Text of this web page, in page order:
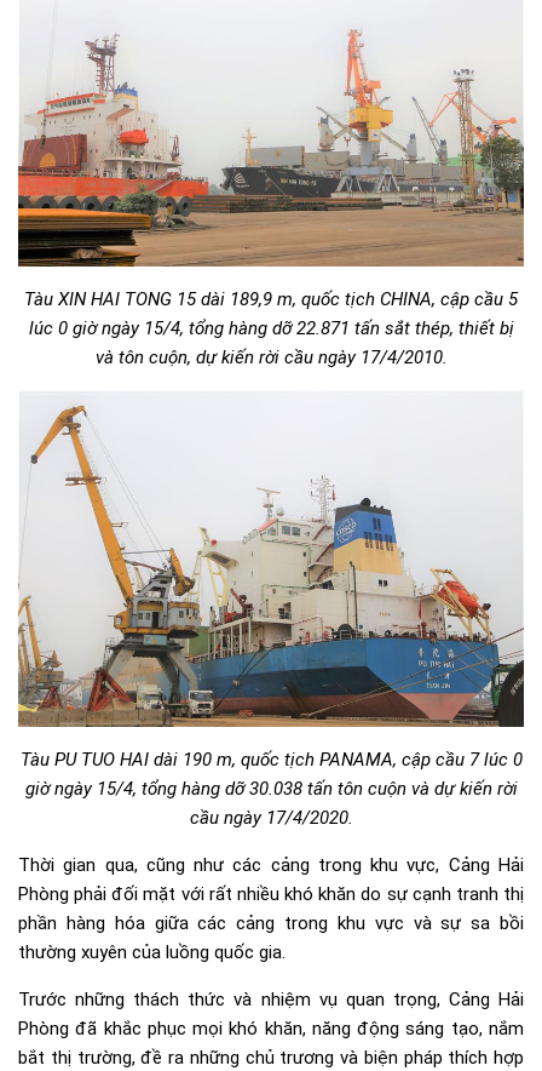
Tàu XIN HAI TONG 15 dài 189,9 m, quốc tịch CHINA, cập cầu 5
lúc 0 giờ ngày 15/4, tổng hàng dỡ 22.871 tấn sắt thép, thiết bị
và tôn cuộn, dự kiến rời cầu ngày 17/4/2010.
Tàu PU TUO HAI dài 190 m, quốc tịch PANAMA, cập cầu 7 lúc 0
giờ ngày 15/4, tổng hàng dỡ 30.038 tấn tôn cuộn và dự kiến rời
cầu ngày 17/4/2020.
Thời gian qua, cũng như các cảng trong khu vực, Cảng Hải
Phòng phải đối mặt với rất nhiều khó khăn do sự cạnh tranh thị
phần hàng hóa giữa các cảng trong khu vực và sự sa bồi
thường xuyên của luồng quốc gia.
Trước những thách thức và nhiệm vụ quan trọng, Cảng Hải
Phòng đã khắc phục mọi khó khăn, năng động sáng tạo, nắm
bắt thị trường, đề ra những chủ trương và biện pháp thích hợp